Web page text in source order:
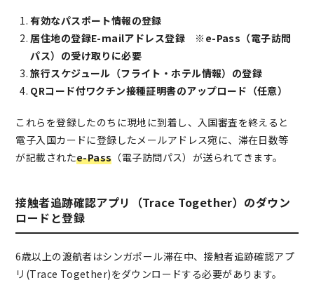
有効なパスポート情報の登録
居住地の登録E-mailアドレス登録 ※e-Pass（電子訪問
パス）の受け取りに必要
旅行スケジュール（フライト・ホテル情報）の登録
QRコード付ワクチン接種証明書のアップロード（任意）
これらを登録したのちに現地に到着し、入国審査を終えると
電子入国カードに登録したメールアドレス宛に、滞在日数等
が記載されたe-Pass （電子訪問パス）が送られてきます。
接触者追跡確認アプリ（Trace Together）のダウン
ロードと登録
6歳以上の渡航者はシンガポール滞在中、接触者追跡確認アプ
リ(Trace Together)をダウンロードする必要があります。